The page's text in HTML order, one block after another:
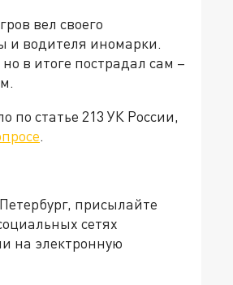
вел своего
и водителя иномарки.
в итоге пострадал сам –
по статье 213 УК России,
.
присылайте
сетях
на электронную